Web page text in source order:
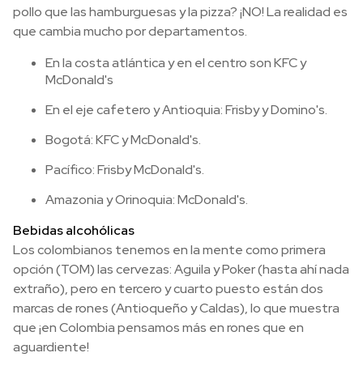
pollo que las hamburguesas y la pizza? ¡NO! La realidad es
que cambia mucho por departamentos.
En la costa atlántica y en el centro son KFC y
McDonald's
En el eje cafetero y Antioquia: Frisby y Domino's.
Bogotá: KFC y McDonald's.
Pacífico: Frisby McDonald's.
Amazonia y Orinoquia: McDonald's.
Bebidas alcohólicas
Los colombianos tenemos en la mente como primera
opción (TOM) las cervezas: Aguila y Poker (hasta ahí nada
extraño), pero en tercero y cuarto puesto están dos
marcas de rones (Antioqueño y Caldas), lo que muestra
que ¡en Colombia pensamos más en rones que en
aguardiente!